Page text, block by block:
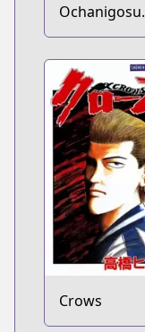
Ochanigosu.
Crows